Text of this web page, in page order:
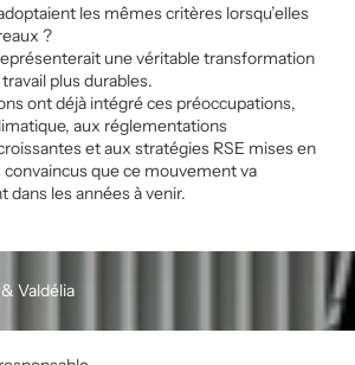
les mêmes critères lorsqu’elles
?
une véritable transformation
plus durables.
ont déjà intégré ces préoccupations,
aux réglementations
et aux stratégies RSE mises en
que ce mouvement va
dans les années à venir.
Valdélia